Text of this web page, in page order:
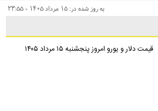
به روز شده در: ۱۵ مرداد ۱۴۰۵ - ۲۳:۵۵
قیمت دلار و یورو امروز پنجشنبه ۱۵ مرداد ۱۴۰۵